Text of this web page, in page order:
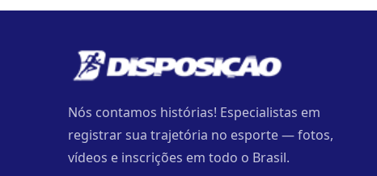
Nós contamos histórias! Especialistas em
registrar sua trajetória no esporte — fotos,
vídeos e inscrições em todo o Brasil.